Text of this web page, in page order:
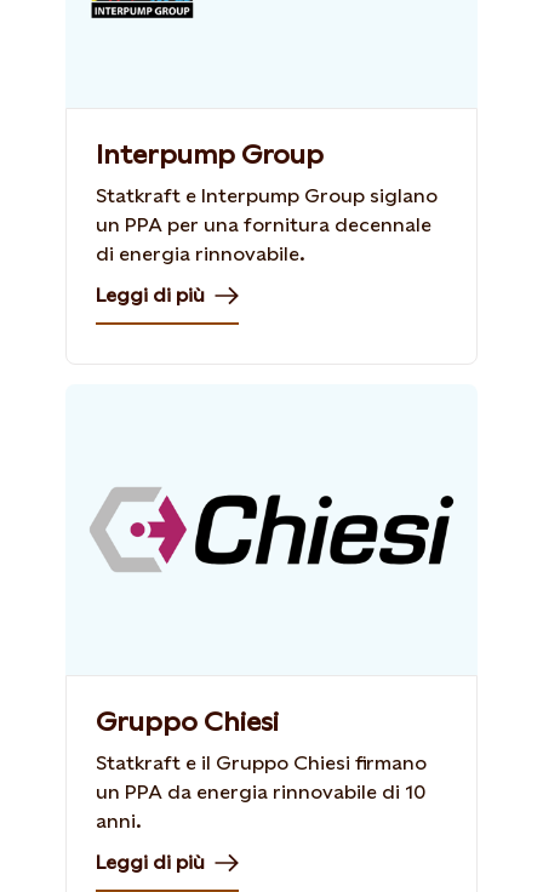
Interpump Group
Statkraft e Interpump Group siglano
un PPA per una fornitura decennale
di energia rinnovabile.
Leggi di più
Gruppo Chiesi
Statkraft e il Gruppo Chiesi firmano
un PPA da energia rinnovabile di 10
anni.
Leggi di più